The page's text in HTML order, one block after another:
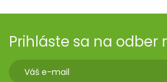
Prihláste sa na odber